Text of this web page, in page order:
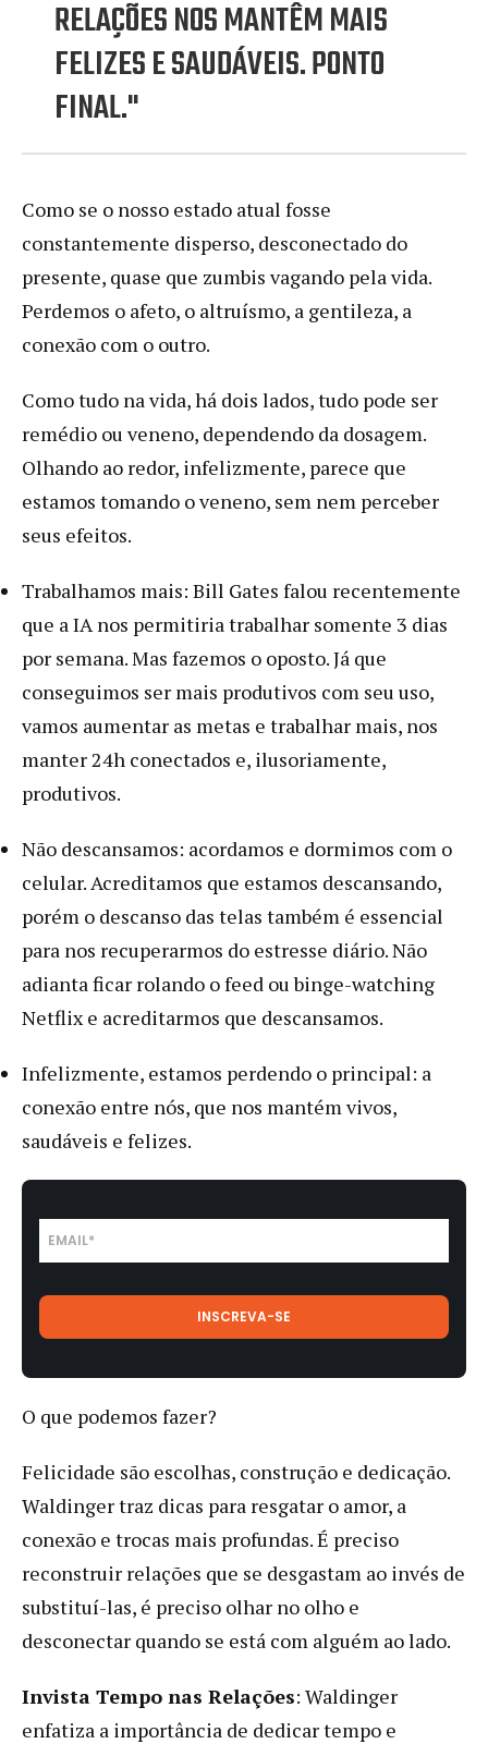
RELAÇÕES NOS MANTÊM MAIS
FELIZES E SAUDÁVEIS. PONTO
FINAL."
Como se o nosso estado atual fosse
constantemente disperso, desconectado do
presente, quase que zumbis vagando pela vida.
Perdemos o afeto, o altruísmo, a gentileza, a
conexão com o outro.
Como tudo na vida, há dois lados, tudo pode ser
remédio ou veneno, dependendo da dosagem.
Olhando ao redor, infelizmente, parece que
estamos tomando o veneno, sem nem perceber
seus efeitos.
Trabalhamos mais: Bill Gates falou recentemente
que a IA nos permitiria trabalhar somente 3 dias
por semana. Mas fazemos o oposto. Já que
conseguimos ser mais produtivos com seu uso,
vamos aumentar as metas e trabalhar mais, nos
manter 24h conectados e, ilusoriamente,
produtivos.
Não descansamos: acordamos e dormimos com o
celular. Acreditamos que estamos descansando,
porém o descanso das telas também é essencial
para nos recuperarmos do estresse diário. Não
adianta ficar rolando o feed ou binge-watching
Netflix e acreditarmos que descansamos.
Infelizmente, estamos perdendo o principal: a
conexão entre nós, que nos mantém vivos,
saudáveis e felizes.
O que podemos fazer?
Felicidade são escolhas, construção e dedicação.
Waldinger traz dicas para resgatar o amor, a
conexão e trocas mais profundas. É preciso
reconstruir relações que se desgastam ao invés de
substituí-las, é preciso olhar no olho e
desconectar quando se está com alguém ao lado.
Invista Tempo nas Relações: Waldinger
enfatiza a importância de dedicar tempo e